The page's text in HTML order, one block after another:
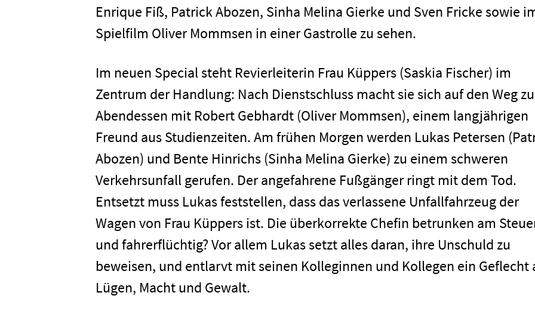
Enrique Fiß, Patrick Abozen, Sinha Melina Gierke und Sven Fricke sowie
Spielfilm Oliver Mommsen in einer Gastrolle zu sehen.
Im neuen Special steht Revierleiterin Frau Küppers (Saskia Fischer) im
Zentrum der Handlung: Nach Dienstschluss macht sie sich auf den Weg
Abendessen mit Robert Gebhardt (Oliver Mommsen), einem langjährigen
Freund aus Studienzeiten. Am frühen Morgen werden Lukas Petersen
Abozen) und Bente Hinrichs (Sinha Melina Gierke) zu einem schweren
Verkehrsunfall gerufen. Der angefahrene Fußgänger ringt mit dem Tod.
Entsetzt muss Lukas feststellen, dass das verlassene Unfallfahrzeug der
Wagen von Frau Küppers ist. Die überkorrekte Chefin betrunken am
und fahrerflüchtig? Vor allem Lukas setzt alles daran, ihre Unschuld zu
beweisen, und entlarvt mit seinen Kolleginnen und Kollegen ein Geflecht
Lügen, Macht und Gewalt.